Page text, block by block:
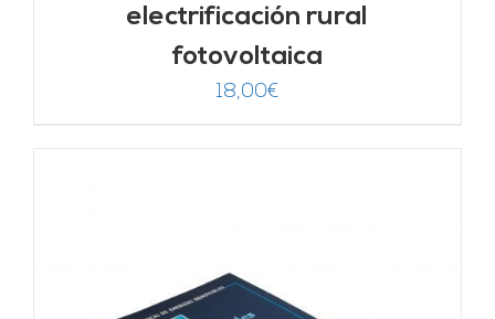
electrificación rural
fotovoltaica
18,00€